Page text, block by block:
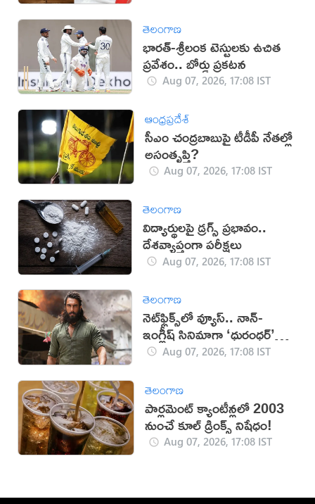
తెలంగాణ
భారత్-శ్రీలంక టెస్టులకు ఉచిత
ప్రవేశం.. బోర్డు ప్రకటన
Aug 07, 2026, 17:08 IST
ఆంధ్రప్రదేశ్
సీఎం చంద్రబాబుపై టీడీపీ నేతల్లో
అసంతృప్తి?
Aug 07, 2026, 17:08 IST
తెలంగాణ
విద్యార్థులపై డ్రగ్స్ ప్రభావం..
దేశవ్యాప్తంగా పరీక్షలు
Aug 07, 2026, 17:08 IST
తెలంగాణ
నెట్‌ఫ్లిక్స్‌లో వ్యూస్.. నాన్-
ఇంగ్లీష్ సినిమాగా ‘ధురంధర్’
రికార్డుAug 07, 2026, 17:08 IST
తెలంగాణ
పార్లమెంట్ క్యాంటీన్లలో 2003
నుంచే కూల్ డ్రింక్స్ నిషేధం!
Aug 07, 2026, 17:08 IST